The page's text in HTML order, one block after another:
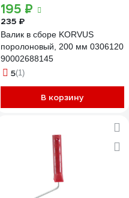
195 ₽
235 ₽
Валик в сборе KORVUS
поролоновый, 200 мм 0306120
90002688145
5(1)
В корзину